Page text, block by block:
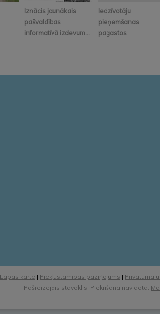
Iznācis jaunākais
pašvaldības
informatīvā izdevum...
Iedzīvotāju
pieņemšanas
pagastos
Lapas karte | Piekļūstamības paziņojums | Privātuma
Pašreizējais stāvoklis: Piekrišana nav dota.